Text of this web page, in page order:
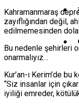
Kahramanmaraş
zayıflığından değil,
edilmemesinden
Bu nedenle şehirleri
onarmalıyız…
Kur’an-ı Kerim’de
“Siz insanlar için
iyiliği emreder,